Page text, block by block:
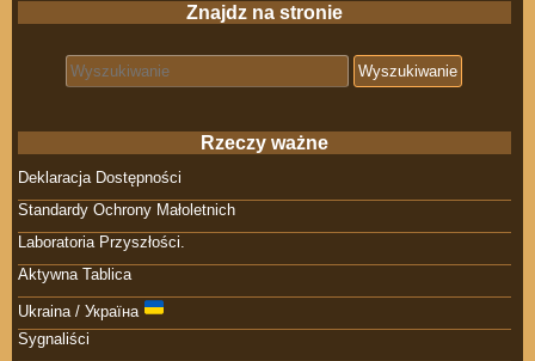
Znajdz na stronie
Search for:
Rzeczy ważne
Deklaracja Dostępności
Standardy Ochrony Małoletnich
Laboratoria Przyszłości.
Aktywna Tablica
Ukraina / Україна
Sygnaliści